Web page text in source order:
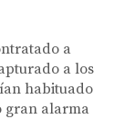
a
a los
habituado
gran alarma